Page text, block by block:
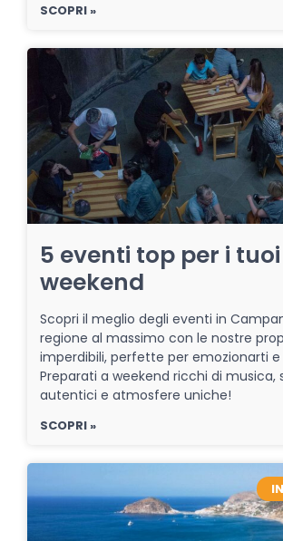
SCOPRI »
5 eventi top per i tuoi
weekend
Scopri il meglio degli eventi in
regione al massimo con le nostre
imperdibili, perfette per emozionarti e
Preparati a weekend ricchi di musica,
autentici e atmosfere uniche!
SCOPRI »